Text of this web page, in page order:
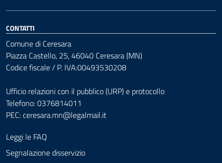
CONTATTI
Comune di Ceresara
Piazza Castello, 25, 46040 Ceresara (MN)
Codice fiscale / P. IVA:00493530208
Ufficio relazioni con il pubblico (URP) e protocollo
Telefono: 0376814011
PEC:ceresara.mn@legalmail.it
Leggi le FAQ
Segnalazione disservizio